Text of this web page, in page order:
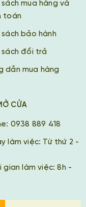
sách mua hàng và
toán
sách bảo hành
sách đổi trả
dẫn mua hàng
CỬA
0938 889 418
làm việc: Từ thứ 2 -
gian làm việc: 8h -